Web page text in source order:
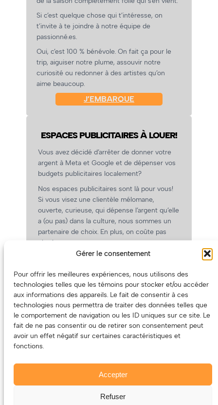
Gérer le consentement
Pour offrir les meilleures expériences, nous utilisons des
technologies telles que les témoins pour stocker et/ou accéder
aux informations des appareils. Le fait de consentir à ces
technologies nous permettra de traiter des données telles que
le comportement de navigation ou les ID uniques sur ce site. Le
fait de ne pas consentir ou de retirer son consentement peut
avoir un effet négatif sur certaines caractéristiques et
fonctions.
Accepter
Refuser
Si c’est quelque chose qui t’intéresse, on
t’invite à te joindre à notre équipe de
passionné.es.
Oui, c’est 100 % bénévole. On fait ça pour le
trip, aiguiser notre plume, assouvir notre
curiosité ou redonner à des artistes qu’on
aime beaucoup.
J’EMBARQUE
ESPACES PUBLICITAIRES À LOUER!
Vous avez décidé d’arrêter de donner votre
argent à Meta et Google et de dépenser vos
budgets publicitaires localement?
Nos espaces publicitaires sont là pour vous!
Si vous visez une clientèle mélomane,
ouverte, curieuse, qui dépense l’argent qu’elle
a (ou pas) dans la culture, nous sommes un
partenaire de choix. En plus, on coûte pas
cher!
On prépare une grille tarifaire intéressante et
(Oui, on va avoir des tarifs spéciaux pour
vous, les artistes!)